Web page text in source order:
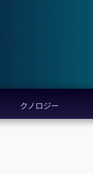
クノロジー